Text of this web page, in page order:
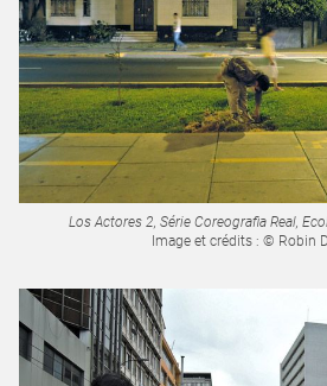
Los Actores 2, Série Coreografia Real,
Image et crédits : © Robin